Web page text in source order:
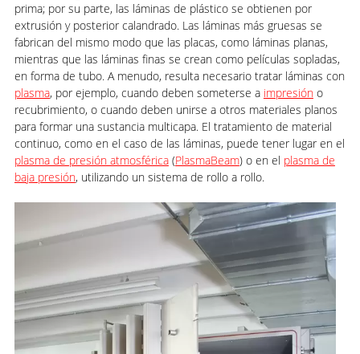
prima; por su parte, las láminas de plástico se obtienen por
extrusión y posterior calandrado. Las láminas más gruesas se
fabrican del mismo modo que las placas, como láminas planas,
mientras que las láminas finas se crean como películas sopladas,
en forma de tubo. A menudo, resulta necesario tratar láminas con
plasma, por ejemplo, cuando deben someterse a impresióno
recubrimiento, o cuando deben unirse a otros materiales planos
para formar una sustancia multicapa. El tratamiento de material
continuo, como en el caso de las láminas, puede tener lugar en el
plasma de presión atmosférica(PlasmaBeam) o en el plasma de
baja presión, utilizando un sistema de rollo a rollo.